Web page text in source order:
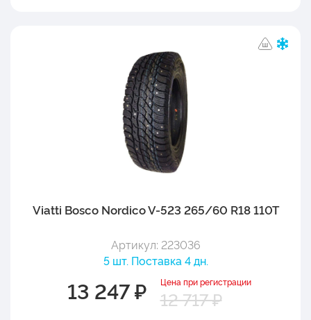
Viatti Bosco Nordico V-523 265/60 R18 110T
Артикул: 223036
5 шт. Поставка 4 дн.
13 247 ₽ Цена при регистрации
12 717 ₽